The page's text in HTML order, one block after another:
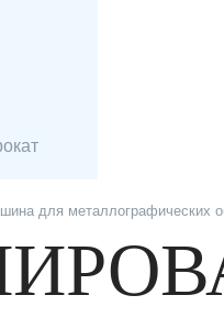
для металлографических